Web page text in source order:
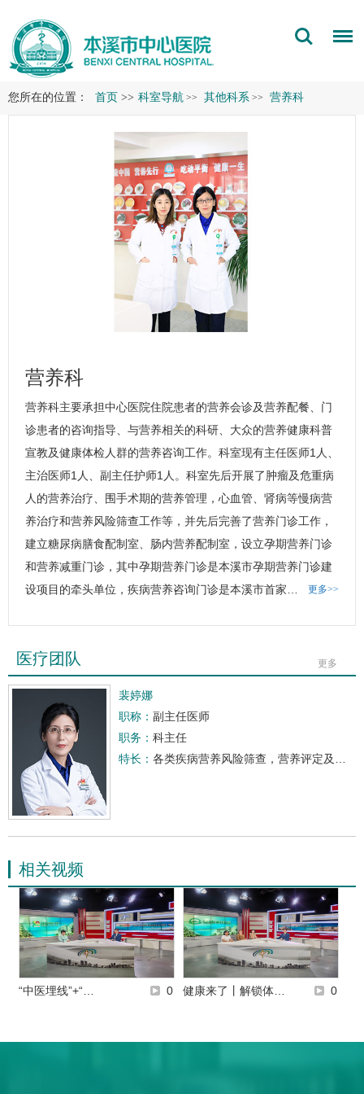
您所在的位置： 首页 >> 科室导航 >> 其他科系 >> 营养科
营养科
营养科主要承担中心医院住院患者的营养会诊及营养配餐、门
诊患者的咨询指导、与营养相关的科研、大众的营养健康科普
宣教及健康体检人群的营养咨询工作。科室现有主任医师1人、
主治医师1人、副主任护师1人。科室先后开展了肿瘤及危重病
人的营养治疗、围手术期的营养管理，心血管、肾病等慢病营
养治疗和营养风险筛查工作等，并先后完善了营养门诊工作，
建立糖尿病膳食配制室、肠内营养配制室，设立孕期营养门诊
和营养减重门诊，其中孕期营养门诊是本溪市孕期营养门诊建
设项目的牵头单位，疾病营养咨询门诊是本溪市首家…
更多>>
更多
医疗团队
裴婷娜
职称： 副主任医师
职务： 科主任
特长： 各类疾病营养风险筛查，营养评定及营养治疗，各种代谢性疾病如糖尿病、肥胖症、高脂血症、痛风、骨质疏松症等患者的营养治疗，肿瘤患者的营养治疗，危重患者的肠内营养支持和营养治疗，孕期营养评价与营养管理，医学营养减重等。
相关视频
“中医埋线”+“… 0 健康来了丨解锁体… 0